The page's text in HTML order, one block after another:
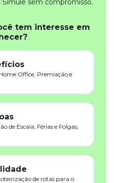
Simule sem compromisso.
tem interesse em
Office, Premiação e
de Escala, Férias e Folgas,
de rotas para o